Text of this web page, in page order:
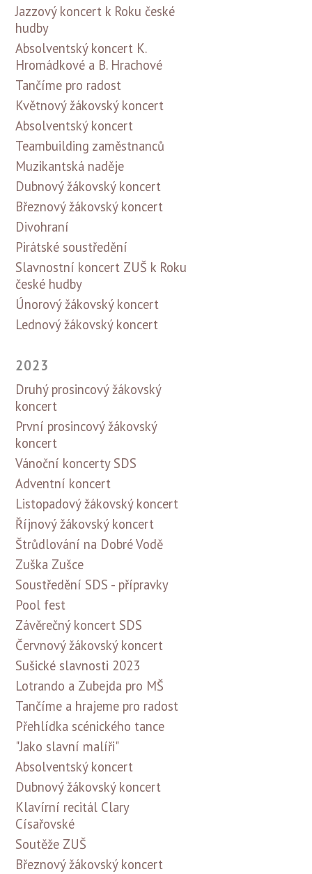
Jazzový koncert k Roku české
hudby
Absolventský koncert K.
Hromádkové a B. Hrachové
Tančíme pro radost
Květnový žákovský koncert
Absolventský koncert
Teambuilding zaměstnanců
Muzikantská naděje
Dubnový žákovský koncert
Březnový žákovský koncert
Divohraní
Pirátské soustředění
Slavnostní koncert ZUŠ k Roku
české hudby
Únorový žákovský koncert
Lednový žákovský koncert
2023
Druhý prosincový žákovský
koncert
První prosincový žákovský
koncert
Vánoční koncerty SDS
Adventní koncert
Listopadový žákovský koncert
Říjnový žákovský koncert
Štrůdlování na Dobré Vodě
Zuška Zušce
Soustředění SDS - přípravky
Pool fest
Závěrečný koncert SDS
Červnový žákovský koncert
Sušické slavnosti 2023
Lotrando a Zubejda pro MŠ
Tančíme a hrajeme pro radost
Přehlídka scénického tance
"Jako slavní malíři"
Absolventský koncert
Dubnový žákovský koncert
Klavírní recitál Clary
Císařovské
Soutěže ZUŠ
Březnový žákovský koncert